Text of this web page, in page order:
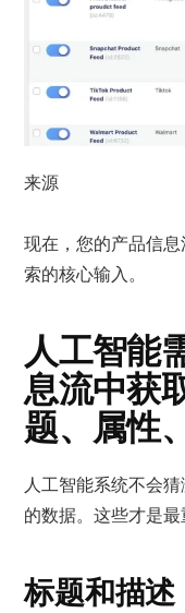
来源
现在，您的产品信
索的核心输入。
人工智能
息流中获
题、属性
人工智能系统不会
的数据。这些才是最
标题和描述